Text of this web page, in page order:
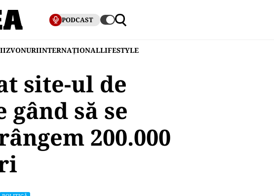
PODCAST
ZVONURIINTERNAȚIONALLIFESTYLE
site-ul de
gând să se
200.000